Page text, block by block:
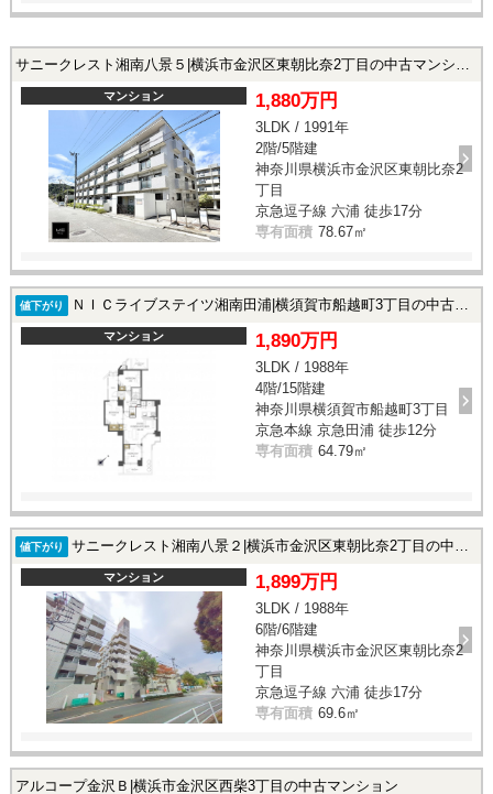
サニークレスト湘南八景５|横浜市金沢区東朝比奈2丁目の中古マンション
マンション 1,880万円
3LDK / 1991年
2階/5階建
神奈川県横浜市金沢区東朝比奈2
丁目
京急逗子線 六浦 徒歩17分
専有面積 78.67㎡
値下がり ＮＩＣライブステイツ湘南田浦|横須賀市船越町3丁目の中古マンション
マンション 1,890万円
3LDK / 1988年
4階/15階建
神奈川県横須賀市船越町3丁目
京急本線 京急田浦 徒歩12分
専有面積 64.79㎡
値下がり サニークレスト湘南八景２|横浜市金沢区東朝比奈2丁目の中古マンション
マンション 1,899万円
3LDK / 1988年
6階/6階建
神奈川県横浜市金沢区東朝比奈2
丁目
京急逗子線 六浦 徒歩17分
専有面積 69.6㎡
アルコープ金沢Ｂ|横浜市金沢区西柴3丁目の中古マンション